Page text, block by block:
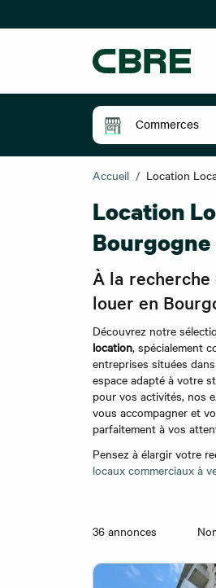
Commerces
Accueil Location
Location
Bourgogne
À la
louer en
Découvrez notre
location, spécialement
entreprises situées
espace adapté à votre
pour vos activités, nos
vous accompagner et
parfaitement à vos
Pensez à élargir votre
locaux commerciaux à
36 annonces